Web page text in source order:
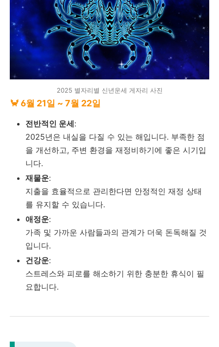
2025 별자리별 신년운세 게자리 사진
🦀 6월 21일 ~ 7월 22일
전반적인 운세:
2025년은 내실을 다질 수 있는 해입니다. 부족한 점
을 개선하고, 주변 환경을 재정비하기에 좋은 시기입
니다.
재물운:
지출을 효율적으로 관리한다면 안정적인 재정 상태
를 유지할 수 있습니다.
애정운:
가족 및 가까운 사람들과의 관계가 더욱 돈독해질 것
입니다.
건강운:
스트레스와 피로를 해소하기 위한 충분한 휴식이 필
요합니다.